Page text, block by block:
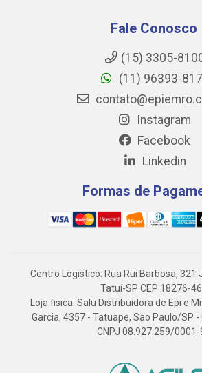
Fale Conosco
(15) 3305-
(11) 96393-
Instagram
Facebook
Linkedin
Formas de
Centro Logistico: Rua Rui Barbosa, 321
Tatuí-SP CEP 18276-
Loja fisica: Salu Distribuidora de Epi e
Garcia, 4357 - Tatuape, Sao Paulo/SP -
CNPJ 08.927.259/0001-